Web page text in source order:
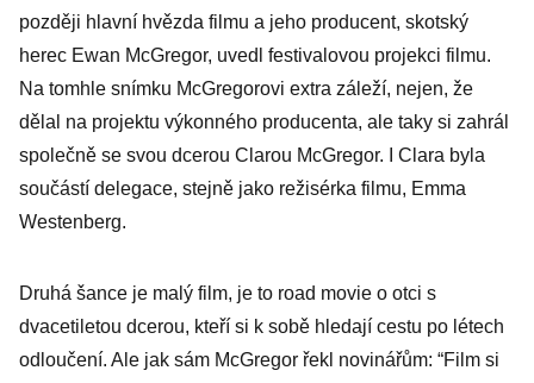
později hlavní hvězda filmu a jeho producent, skotský
herec Ewan McGregor, uvedl festivalovou projekci filmu.
Na tomhle snímku McGregorovi extra záleží, nejen, že
dělal na projektu výkonného producenta, ale taky si zahrál
společně se svou dcerou Clarou McGregor. I Clara byla
součástí delegace, stejně jako režisérka filmu, Emma
Westenberg.
Druhá šance je malý film, je to road movie o otci s
dvacetiletou dcerou, kteří si k sobě hledají cestu po létech
odloučení. Ale jak sám McGregor řekl novinářům: “Film si